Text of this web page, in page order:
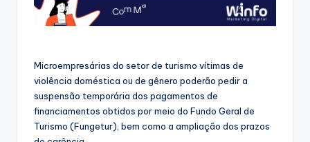
Microempresárias do setor de turismo vítimas de
violência doméstica ou de gênero poderão pedir a
suspensão temporária dos pagamentos de
financiamentos obtidos por meio do Fundo Geral de
Turismo (Fungetur), bem como a ampliação dos prazos